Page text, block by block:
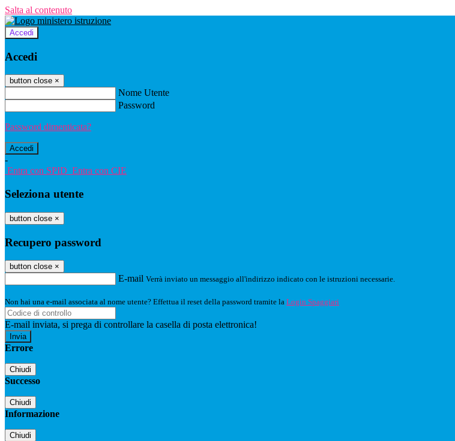
Salta al contenuto
Accedi
Accedi
button close ×
Nome Utente
Password
Password dimenticata?
-
Entra con SPID Entra con CIE
Seleziona utente
button close ×
Recupero password
button close ×
E-mail Verrà inviato un messaggio all'indirizzo indicato con le istruzioni necessarie.
Non hai una e-mail associata al nome utente? Effettua il reset della password tramite la Login Spaggiari
E-mail inviata, si prega di controllare la casella di posta elettronica!
Errore
Chiudi
Successo
Chiudi
Informazione
Chiudi